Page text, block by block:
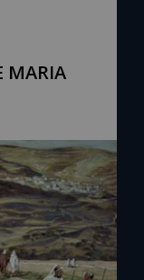
MARIA